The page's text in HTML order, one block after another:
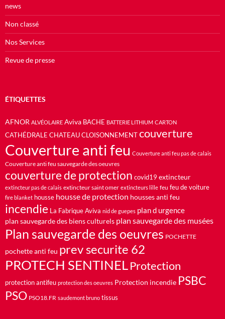
news
Non classé
Nos Services
Revue de presse
ÉTIQUETTES
AFNOR ALVÉOLAIRE Aviva BACHE BATTERIE LITHIUM CARTON
CATHÉDRALE CHATEAU CLOISONNEMENT couverture
Couverture anti feu Couverture anti feu pas de calais
Couverture anti feu sauvegarde des oeuvres
couverture de protection covid19 extincteur
extincteur pas de calais extincteur saint omer extincteurs lille feu feu de voiture
fire blanket housse housse de protection housses anti feu
incendie La Fabrique Aviva nid de guepes plan d urgence
plan sauvegarde des biens culturels plan sauvegarde des musées
Plan sauvegarde des oeuvres POCHETTE
pochette anti feu prev securite 62
PROTECH SENTINELProtection
protection antifeu protection des oeuvres Protection incendie PSBC
PSO PSO18.FR saudemont bruno tissus